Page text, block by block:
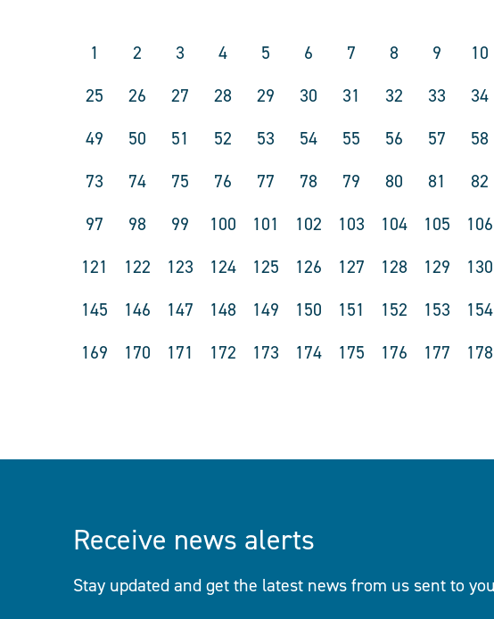
1 2 3 4 5 6 7 8 9 10
25
26 27 28 29 30 31 32 33 34
49
50 51 52 53 54 55 56 57 58
73
74 75 76 77 78 79 80 81 82
97
98 99 100 101 102 103 104 105 106
121
122 123 124 125 126 127 128 129 130
145
146 147 148 149 150 151 152 153 154
169
170 171 172 173 174 175 176 177 178
Receive news alerts
Stay updated and get the latest news from us sent to